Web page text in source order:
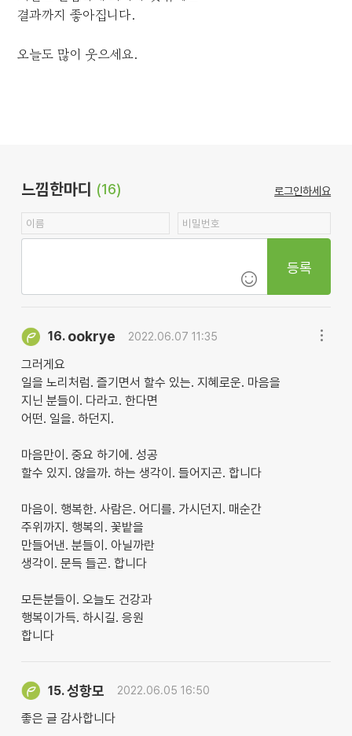
결과까지 좋아집니다.
오늘도 많이 웃으세요.
느낌한마디 (16) 로그인하세요
등록
16. ookrye 2022.06.07 11:35
그러게요
일을 노리처럼. 즐기면서 할수 있는. 지혜로운. 마음을
지닌 분들이. 다라고. 한다면
어떤. 일을. 하던지.
마음만이. 중요 하기에. 성공
할수 있지. 않을까. 하는 생각이. 들어지곤. 합니다
마음이. 행복한. 사람은. 어디를. 가시던지. 매순간
주위까지. 행복의. 꽃밭을
만들어낸. 분들이. 아닐까란
생각이. 문득 들곤. 합니다
모든분들이. 오늘도 건강과
행복이가득. 하시길. 응원
합니다
15.성항모 2022.06.05 16:50
좋은 글 감사합니다